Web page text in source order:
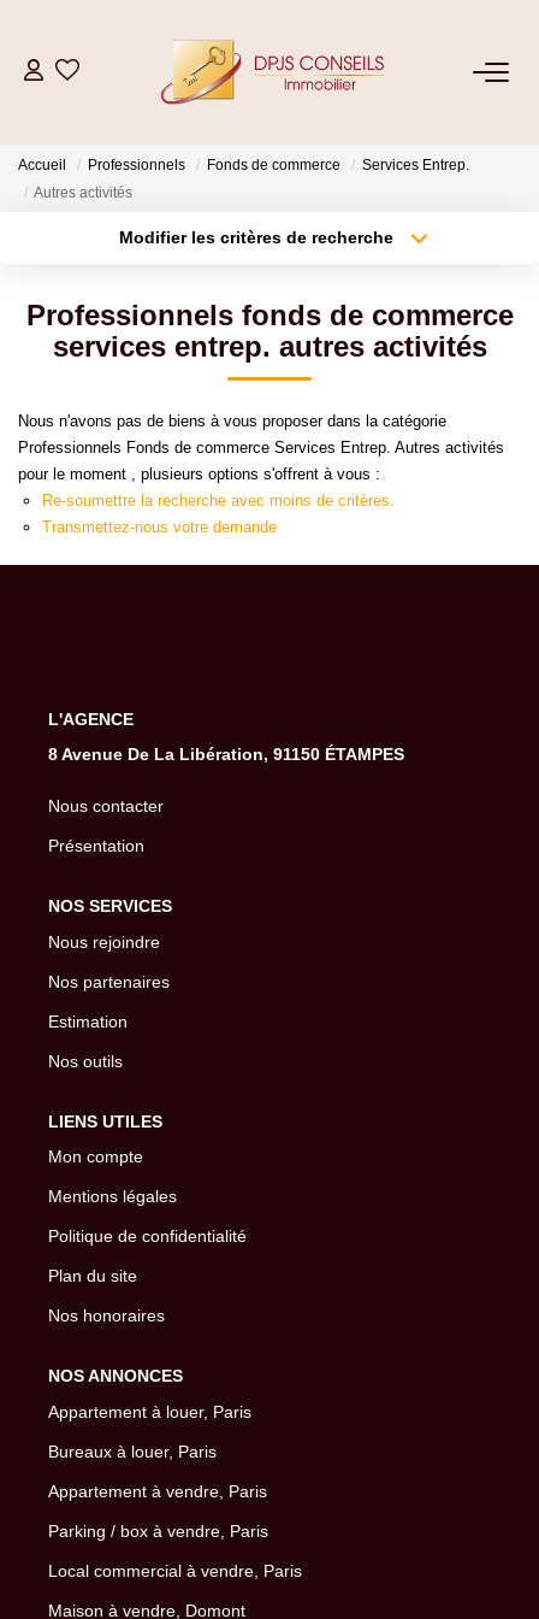
ESTIMER
VENDRE
GESTION LOCATIVE
Location De Votre Bien
Accueil Professionnels Fonds de commerce
Services Entrep.
Autres activités
Modifier les critères de recherche
Sélectionnez...
Type de bien
Surface min
Créer une alerte
Professionnels fonds de commerce
services entrep. autres activités
Nous n'avons pas de biens à vous proposer dans la catégorie
Professionnels Fonds de commerce Services Entrep. Autres activités
pour le moment , plusieurs options s'offrent à vous :
Re-soumettre la recherche avec moins de critères.
Transmettez-nous votre demande
L'AGENCE
8 Avenue De La Libération, 91150 ÉTAMPES
Nous contacter
Présentation
NOS SERVICES
Nous rejoindre
Nos partenaires
Estimation
Nos outils
LIENS UTILES
Mon compte
Mentions légales
Politique de confidentialité
Plan du site
Nos honoraires
NOS ANNONCES
Appartement à louer, Paris
Bureaux à louer, Paris
Appartement à vendre, Paris
Parking / box à vendre, Paris
Local commercial à vendre, Paris
Maison à vendre, Domont